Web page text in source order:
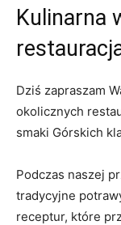
Kulinarna
Dziś zapraszam
okolicznych
smaki‍ Górskich
Podczas naszej
tradycyjne
receptur, które